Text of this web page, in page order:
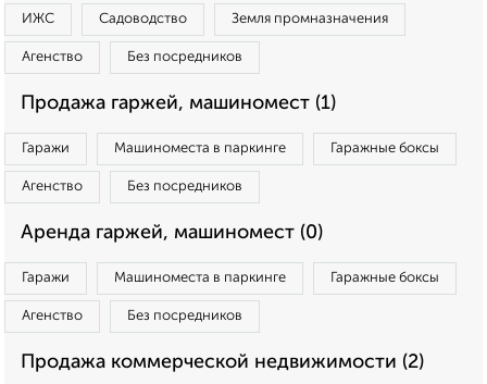
ИЖС Садоводство Земля промназначения
Агенство Без посредников
Продажа гаржей, машиномест (1)
Гаражи Машиноместа в паркинге Гаражные боксы
Агенство Без посредников
Аренда гаржей, машиномест (0)
Гаражи Машиноместа в паркинге Гаражные боксы
Агенство Без посредников
Продажа коммерческой недвижимости (2)